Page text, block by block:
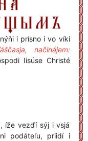
i prísno i vo víki
načinájem:
Iisúse Christé
íže vezďí sýj i vsjá
podáteľu, priidí i